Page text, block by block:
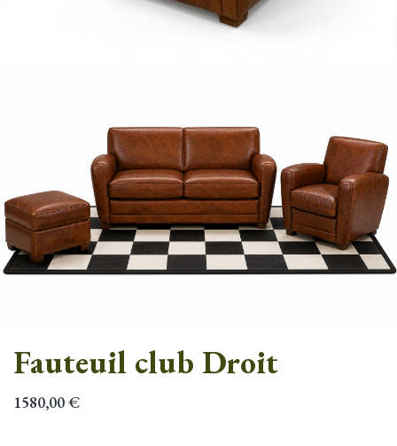
Fauteuil club Droit
1580,00€